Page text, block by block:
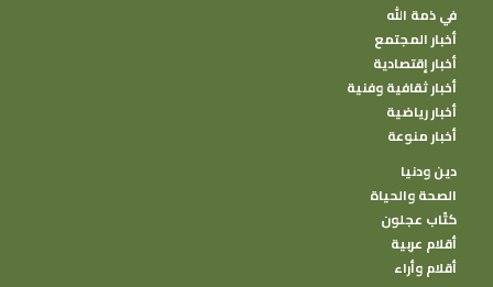
في ذمة الله
أخبار المجتمع
أخبار إقتصادية
أخبار ثقافية وفنية
أخبار رياضية
أخبار منوعة
دين ودنيا
الصحة والحياة
كتًاب عجلون
أقلام عربية
أقلام وأراء